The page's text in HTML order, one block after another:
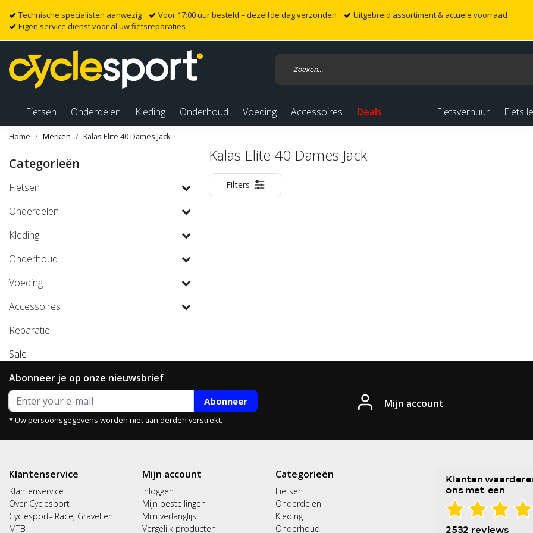
Technische specialisten aanwezig Voor 17:00 uur besteld = dezelfde dag verzonden
Uitgebreid assortiment & actuele voorraad
Eigen service dienst voor al uw fietsreparaties
Fietsen Onderdelen Kleding Onderhoud Voeding Accessoires Deals Fietsverhuur Fiets
Home Merken Kalas Elite 40 Dames Jack
Categorieën
Fietsen
Onderdelen
Kleding
Onderhoud
Voeding
Accessoires
Reparatie
Sale
Kalas Elite 40 Dames Jack
Filters
Abonneer je op onze nieuwsbrief
Abonneer
* Uw persoonsgegevens worden niet aan derden verstrekt.
Mijn account
Klantenservice
Klantenservice
Over Cyclesport
Cyclesport- Race, Gravel en
MTB
Mijn account
Inloggen
Mijn bestellingen
Mijn verlanglijst
Vergelijk producten
Categorieën
Fietsen
Onderdelen
Kleding
Onderhoud